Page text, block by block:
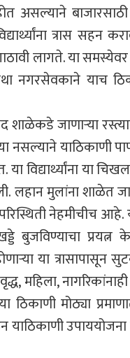
असल्याने
त्रास सहन
लागते. या
नगरसेवकाने याच
शाळेकडे जाणाऱ्या
नसल्याने याठिकाणी
विद्यार्थ्यांना या
लहान मुलांना शाळेत
परिस्थिती नेहमीचीच
बुजविण्याचा प्रयत्न
या त्रासापासून
महिला, नागरिकांनाही
मोठ्या
याठिकाणी